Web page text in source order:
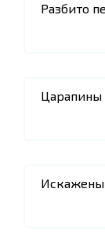
Разбито
Царапины
Искажены